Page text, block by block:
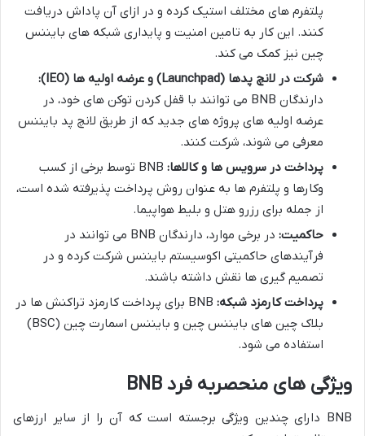
پلتفرم های مختلف استیک کرده و در ازای آن پاداش دریافت
کنند. این کار به تامین امنیت و پایداری شبکه های بایننس
چین نیز کمک می کند.
شرکت در لانچ پدها (Launchpad) و عرضه اولیه ها (IEO):
دارندگان BNB می توانند با قفل کردن توکن های خود، در
عرضه اولیه های پروژه های جدید که از طریق لانچ پد بایننس
معرفی می شوند، شرکت کنند.
پرداخت در سرویس ها و کالاها:
BNB توسط برخی از کسب
وکارها و پلتفرم ها به عنوان روش پرداخت پذیرفته شده است،
از جمله برای رزرو هتل و بلیط هواپیما.
حاکمیت:
در برخی موارد، دارندگان BNB می توانند در
فرآیندهای حاکمیتی اکوسیستم بایننس شرکت کرده و در
تصمیم گیری ها نقش داشته باشند.
پرداخت کارمزد شبکه:
BNB برای پرداخت کارمزد تراکنش ها در
بلاک چین های بایننس چین و بایننس اسمارت چین (BSC)
استفاده می شود.
ویژگی های منحصربه فرد BNB
BNB دارای چندین ویژگی برجسته است که آن را از سایر ارزهای